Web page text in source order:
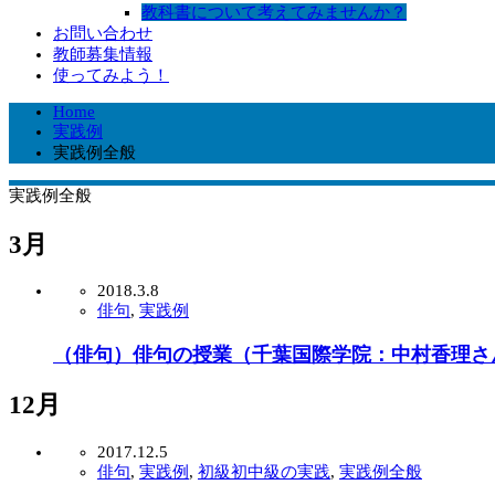
教科書について考えてみませんか？
お問い合わせ
教師募集情報
使ってみよう！
Home
実践例
実践例全般
実践例全般
3月
2018.3.8
俳句, 実践例
（俳句）俳句の授業（千葉国際学院：中村香理
12月
2017.12.5
俳句, 実践例 , 初級初中級の実践, 実践例全般